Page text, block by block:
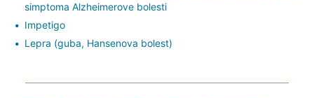
simptoma Alzheimerove bolesti
Impetigo
Lepra (guba, Hansenova bolest)